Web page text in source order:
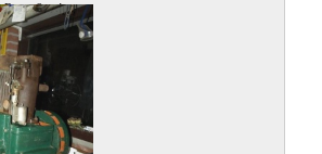
P9122877.jpg